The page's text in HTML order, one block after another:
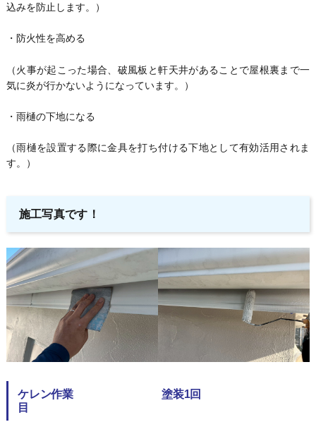
込みを防止します。）
・防火性を高める
（火事が起こった場合、破風板と軒天井があることで屋根裏まで一
気に炎が行かないようになっています。）
・雨樋の下地になる
（雨樋を設置する際に金具を打ち付ける下地として有効活用されま
す。）
施工写真です！
ケレン作業 塗装1回
目